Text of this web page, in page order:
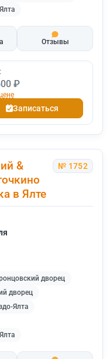
Ялта
Отзывы
₽
Записаться
&
в Ялте
№ 1752
дворец
дворец
Ялта
Ялта